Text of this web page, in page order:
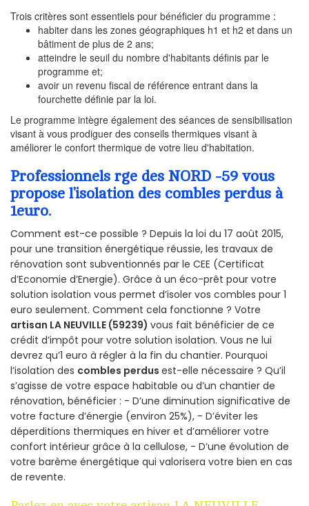
Trois critères sont essentiels pour bénéficier du programme :
habiter dans les zones géographiques h1 et h2 et dans un
bâtiment de plus de 2 ans;
atteindre le seuil du nombre d'habitants définis par le
programme et;
avoir un revenu fiscal de référence entrant dans la
fourchette définie par la loi.
Le programme intègre également des séances de sensibilisation
visant à vous prodiguer des conseils thermiques visant à
améliorer le confort thermique de votre lieu d'habitation.
Professionnels rge des NORD -59 vous
propose l’isolation des combles perdus à
1euro.
Comment est-ce possible ? Depuis la loi du 17 août 2015,
pour une transition énergétique réussie, les travaux de
rénovation sont subventionnés par le CEE (Certificat
d’Economie d’Energie). Grâce à un éco-prêt pour votre
solution isolation vous permet d’isoler vos combles pour 1
euro seulement. Comment cela fonctionne ? Votre
artisan LA NEUVILLE (59239) vous fait bénéficier de ce
crédit d’impôt pour votre solution isolation. Vous ne lui
devrez qu’1 euro à régler à la fin du chantier. Pourquoi
l’isolation des combles perdus est-elle nécessaire ? Qu’il
s’agisse de votre espace habitable ou d’un chantier de
rénovation, bénéficier : - D’une diminution significative de
votre facture d’énergie (environ 25%), - D’éviter les
déperditions thermiques en hiver et d’améliorer votre
confort intérieur grâce à la cellulose, - D’une évolution de
votre barème énergétique qui valorisera votre bien en cas
de revente.